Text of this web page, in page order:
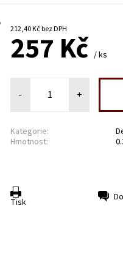
212,40 Kč bez DPH
257 Kč/ ks
- +
Kategorie:
Hmotnost:
Tisk